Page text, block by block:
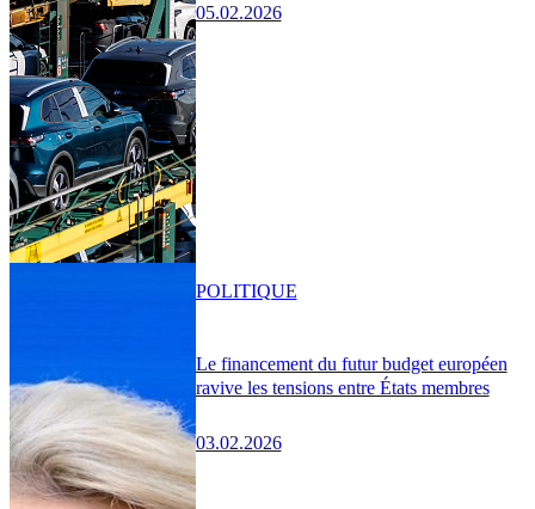
05.02.2026
Le financement du futur budget européen
ravive les tensions entre États membres
03.02.2026
POLITIQUE